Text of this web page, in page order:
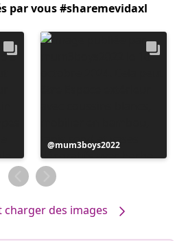
par vous #sharemevidaxl
Publication
publiée
par
mum3boys2022
des images